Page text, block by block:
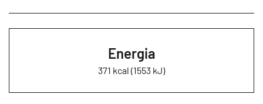
Energia
371 kcal (1553 kJ)